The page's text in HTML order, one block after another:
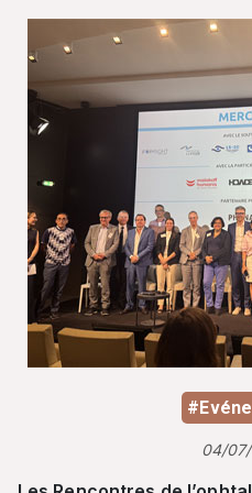
04/